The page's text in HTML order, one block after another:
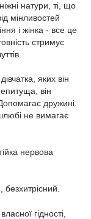
натури, ті, що
мінливостей
і жінка - все це
стримує
яких він
він
дружині.
не вимагає
нервова
гідності,